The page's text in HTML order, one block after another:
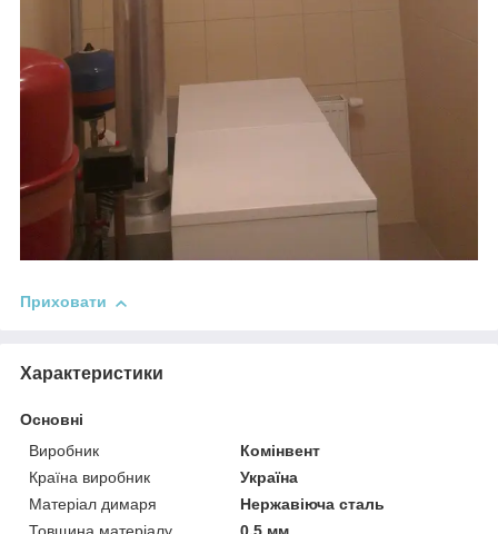
Приховати
Характеристики
Основні
Виробник
Комінвент
Країна виробник
Україна
Матеріал димаря
Нержавіюча сталь